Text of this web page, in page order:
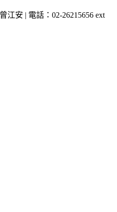
曾江安 | 電話：02-26215656 ext